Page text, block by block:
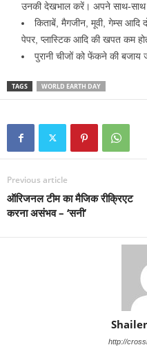
उनकी देखभाल करें। अपने साथ-साथ
किताबें, मैगजीन, मूवी, गेम्स
पेपर, प्लास्टिक आदि की खपत कम
पुरानी चीजों को फेंकने की
TAGS WORLD EARTH DAY
Previous article
ऑरिजनल टीम का मैजिक रीक्रिएट
करना असंभव – ‘सनी’
http://